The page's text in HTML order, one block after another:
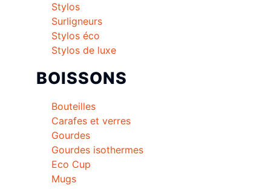
Stylos
Surligneurs
Stylos éco
Stylos de luxe
BOISSONS
Bouteilles
Carafes et verres
Gourdes
Gourdes isothermes
Eco Cup
Mugs